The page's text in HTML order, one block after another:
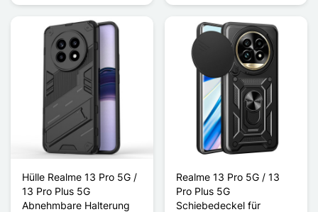
Hülle Realme 13 Pro 5G /
13 Pro Plus 5G
Abnehmbare Halterung
Realme 13 Pro 5G / 13
Pro Plus 5G
Schiebedeckel für